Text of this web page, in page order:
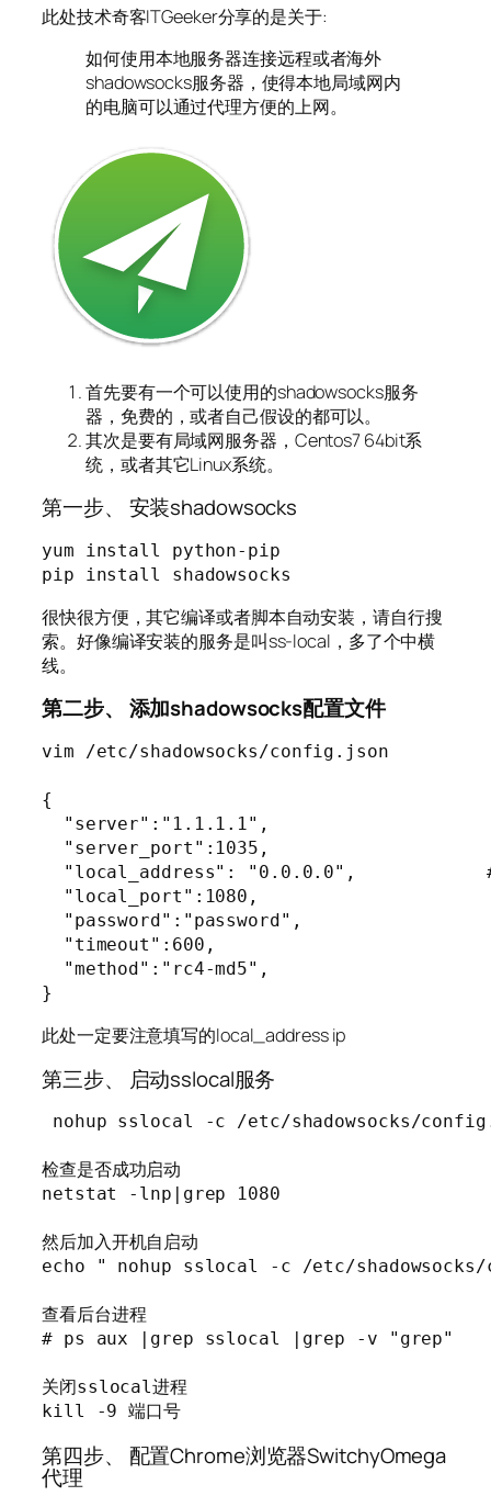
此处技术奇客ITGeeker分享的是关于:
如何使用本地服务器连接远程或者海外
shadowsocks服务器，使得本地局域网内
的电脑可以通过代理方便的上网。
首先要有一个可以使用的shadowsocks服务
器，免费的，或者自己假设的都可以。
其次是要有局域网服务器，Centos7 64bit系
统，或者其它Linux系统。
第一步、 安装shadowsocks
yum install python-pip
pip install shadowsocks
很快很方便，其它编译或者脚本自动安装，请自行搜
索。好像编译安装的服务是叫ss-local，多了个中横
线。
第二步、 添加shadowsocks配置文件
vim /etc/shadowsocks/config.json
{
"server":"1.1.1.1",
"server_port":1035,
"local_address": "0.0.0.0",            #本
"local_port":1080,
"password":"password",
"timeout":600,
"method":"rc4-md5",
此处一定要注意填写的local_address ip
第三步、 启动sslocal服务
nohup sslocal -c /etc/shadowsocks/
检查是否成功启动
netstat -lnp|grep 1080
然后加入开机自启动
echo " nohup sslocal -c /etc/
查看后台进程
# ps aux |grep sslocal |grep -v "grep"
关闭sslocal进程
kill -9 端口号
第四步、 配置Chrome浏览器SwitchyOmega
代理